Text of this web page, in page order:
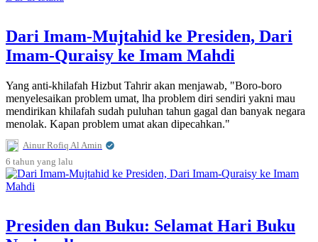
Dari Imam-Mujtahid ke Presiden, Dari
Imam-Quraisy ke Imam Mahdi
Yang anti-khilafah Hizbut Tahrir akan menjawab, "Boro-boro
menyelesaikan problem umat, lha problem diri sendiri yakni mau
mendirikan khilafah sudah puluhan tahun gagal dan banyak negara
menolak. Kapan problem umat akan dipecahkan."
Ainur Rofiq Al Amin
6 tahun yang lalu
Presiden dan Buku: Selamat Hari Buku